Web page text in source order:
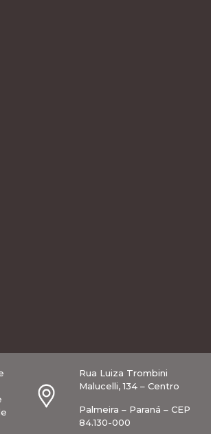
Rua Luiza Trombini
Malucelli, 134 – Centro
Palmeira – Paraná – CEP
84.130-000